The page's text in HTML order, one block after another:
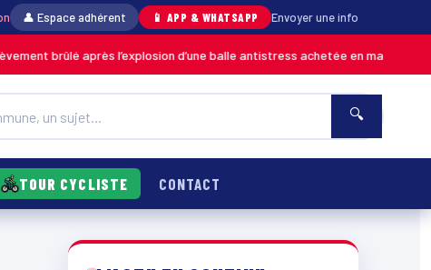
👤 Espace adhérent 📱 APP & WHATSAPP Envoyer une info
l’explosion d’une balle antistress achetée en magasin MARTINIQUE
🔍
TOUR CYCLISTE CONTACT